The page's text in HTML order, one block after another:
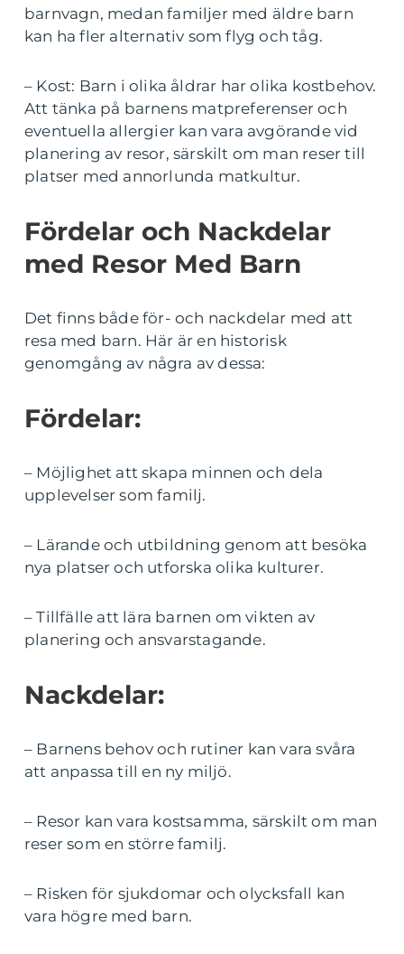
barnvagn, medan familjer med äldre barn
kan ha fler alternativ som flyg och tåg.
– Kost: Barn i olika åldrar har olika kostbehov.
Att tänka på barnens matpreferenser och
eventuella allergier kan vara avgörande vid
planering av resor, särskilt om man reser till
platser med annorlunda matkultur.
Fördelar och Nackdelar
med Resor Med Barn
Det finns både för- och nackdelar med att
resa med barn. Här är en historisk
genomgång av några av dessa:
Fördelar:
– Möjlighet att skapa minnen och dela
upplevelser som familj.
– Lärande och utbildning genom att besöka
nya platser och utforska olika kulturer.
– Tillfälle att lära barnen om vikten av
planering och ansvarstagande.
Nackdelar:
– Barnens behov och rutiner kan vara svåra
att anpassa till en ny miljö.
– Resor kan vara kostsamma, särskilt om man
reser som en större familj.
– Risken för sjukdomar och olycksfall kan
vara högre med barn.